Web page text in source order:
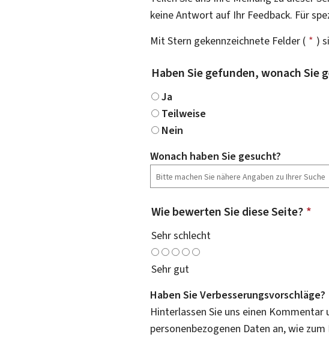
keine Antwort auf Ihr Feedback. Für
Mit Stern gekennzeichnete Felder ( * )
Haben Sie gefunden, wonach Sie
Ja
Teilweise
Nein
Wonach haben Sie gesucht?
Wie bewerten Sie diese Seite? *
Sehr schlecht
Sehr gut
Haben Sie Verbesserungsvorschläge?
Hinterlassen Sie uns einen Kommentar
personenbezogenen Daten an, wie